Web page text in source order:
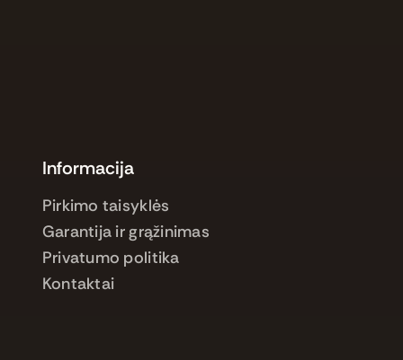
Informacija
Pirkimo taisyklės
Garantija ir grąžinimas
Privatumo politika
Kontaktai